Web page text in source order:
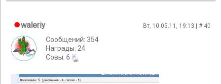
waleriy Вт, 10.05.11, 19:13 | # 40
Сообщений: 354
Награды: 24
Cовы: 6